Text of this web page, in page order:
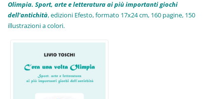
Olimpia. Sport, arte e letteratura ai più importanti giochi
dell'antichità,edizioni Efesto, formato 17x24 cm, 160 pagine, 150
illustrazioni a colori.